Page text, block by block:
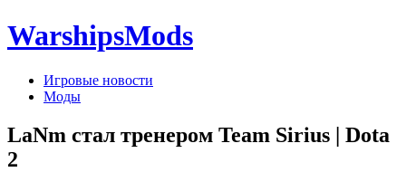
WarshipsMods
Игровые новости
Моды
LaNm стал тренером Team Sirius | Dota
2